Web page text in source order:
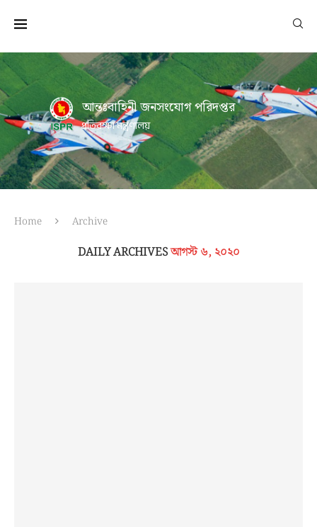
আন্তঃবাহিনী জনসংযোগ পরিদপ্তর
প্রতিরক্ষা মন্ত্রণালয়
Home Archive
DAILY ARCHIVESআগস্ট ৬, ২০২০